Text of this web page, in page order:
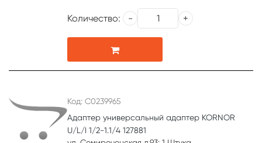
Количество:
Код: С0239965
Адаптер универсальный адаптер KORNOR
U/L/I 1/2-1.1/4 127881